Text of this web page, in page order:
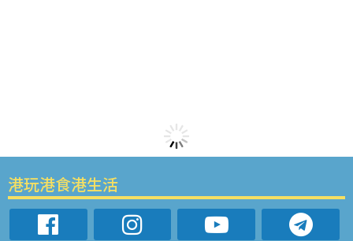
港玩港食港生活